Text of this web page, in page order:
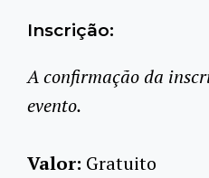
Inscrição:
A confirmação da
evento.
Valor: Gratuito